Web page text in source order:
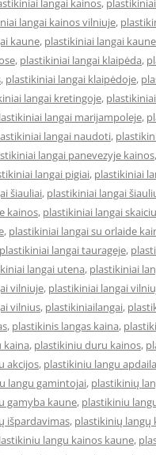
langai kainos,
langai kainos vilniuje,
kaune, plastikiniai langai
, plastikiniai langai klaipėda,
, plastikiniai langai klaipėdoje,
langai kretingoje,
langai marijampoleje,
langai naudoti,
langai panevezyje kainos,
langai pigiai, plastikiniai
šiauliai, plastikiniai langai
kainos, plastikiniai langai
, plastikiniai langai su orlaide
plastikiniai langai taurageje,
langai utena, plastikiniai
vilniuje, plastikiniai langai
vilnius, plastikiniailangai,
, plastikinis langas kaina,
kaina, plastikiniu duru kainos,
akcijos, plastikiniu langu apdaila
langu gamintojai, plastikinių
gamyba kaune, plastikiniu
išpardavimas, plastikinių langų
langu kainos kaune,